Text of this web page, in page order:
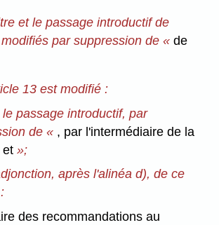
et le passage introductif de
par suppression de «de
13 est modifié :
passage introductif, par
de « , par l'intermédiaire de la
et»;
après l'alinéa d), de ce
des recommandations au